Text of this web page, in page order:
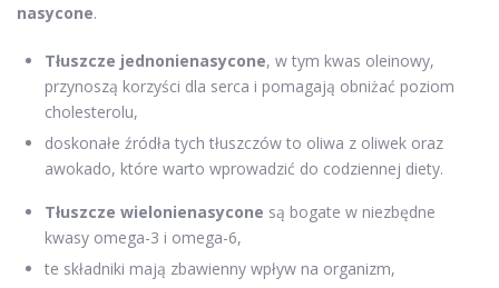
nasycone.
Tłuszcze jednonienasycone, w tym kwas oleinowy,
przynoszą korzyści dla serca i pomagają obniżać poziom
cholesterolu,
doskonałe źródła tych tłuszczów to oliwa z oliwek oraz
awokado, które warto wprowadzić do codziennej diety.
Tłuszcze wielonienasycone są bogate w niezbędne
kwasy omega-3 i omega-6,
te składniki mają zbawienny wpływ na organizm,